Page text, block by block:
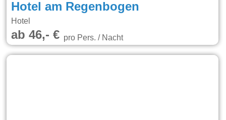
Hotel am Regenbogen
Hotel
ab 46,- €pro Pers. / Nacht